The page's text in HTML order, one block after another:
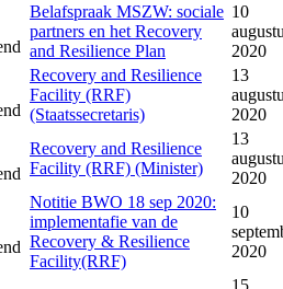
Belafspraak MSZW: sociale
partners en het Recovery
and Resilience Plan
10
2020
Recovery and Resilience
Facility (RRF)
(Staatssecretaris)
13
2020
Recovery and Resilience
Facility (RRF) (Minister)
13
2020
Notitie BWO 18 sep 2020:
implementafie van de
Recovery & Resilience
Facility(RRF)
10
2020